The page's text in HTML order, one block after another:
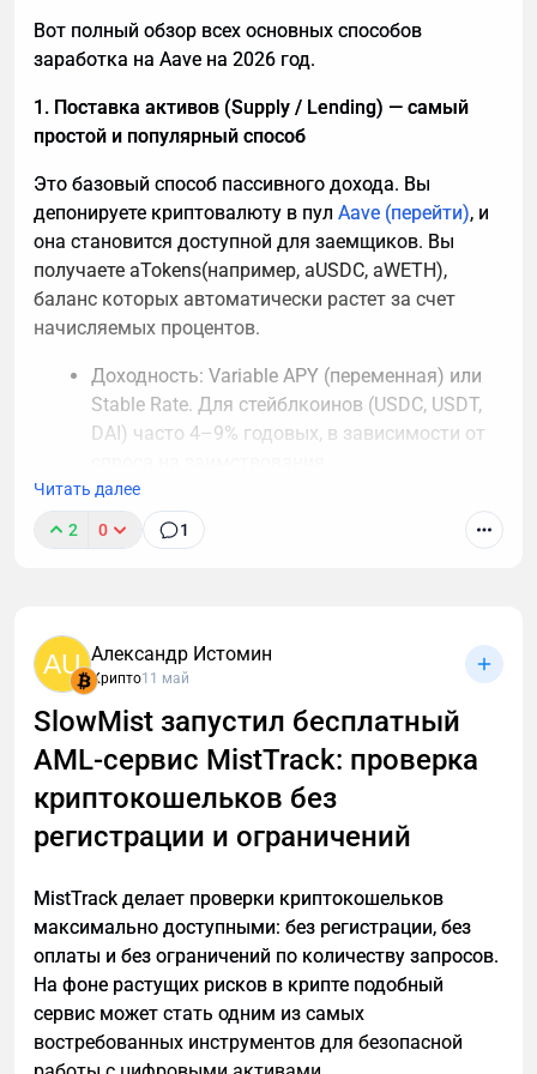
Вот полный обзор всех основных способов
заработка на Aave на 2026 год.
1. Поставка активов (Supply / Lending) — самый
простой и популярный способ
Это базовый способ пассивного дохода. Вы
депонируете криптовалюту в пул Aave (перейти), и
она становится доступной для заемщиков. Вы
получаете aTokens(например, aUSDC, aWETH),
баланс которых автоматически растет за счет
начисляемых процентов.
Доходность: Variable APY (переменная) или
Stable Rate. Для стейблкоинов (USDC, USDT,
DAI) часто 4–9% годовых, в зависимости от
Преимущества: Полная ликвидность (можно
вывести в любой момент), aTokens можно
Aave Earn Vaults(ERC-4626) — упрощенный вариант:
депонируете активы в vault, и он автоматически
поставляет их вAave. Удобно для новичков.
Многие интеграции (MetaMask, Kraken DeFi Earn)
позволяют зарабатывать прямо в привычном
интерфейсе.
(Umbrella)
Aave— токен управления протоколом. Стейкинг
дает дополнительный доход и защищает протокол.
Safety Module (Umbrella): Стейкаете AAVE,
aTokens (aUSDC и т.д.) или GHO.
Читать далее
2 0 1
AU Александр Истомин
Крипто11 май
SlowMist запустил бесплатный
AML-сервис MistTrack: проверка
криптокошельков без
регистрации и ограничений
MistTrack делает проверки криптокошельков
максимально доступными: без регистрации, без
оплаты и без ограничений по количеству запросов.
На фоне растущих рисков в крипте подобный
сервис может стать одним из самых
востребованных инструментов для безопасной